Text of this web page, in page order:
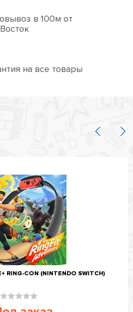
в 100м от
на все товары
RING-CON (NINTENDO SWITCH)
Оценка